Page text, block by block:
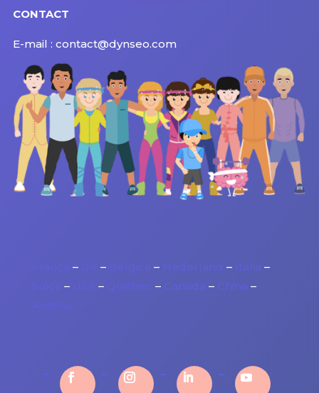
CONTACT
E-mail : contact@dynseo.com
França – UK – Belgica – Nederland – Italia –
Suiça – USA – Québec – Canada – China –
Antillas